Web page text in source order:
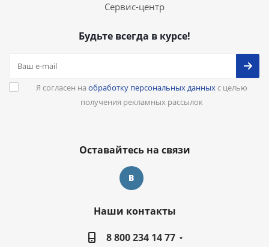
Сервис-центр
Будьте всегда в курсе!
Я согласен на обработку персональных данныхс целью
получения рекламных рассылок
Оставайтесь на связи
Наши контакты
8 800 234 14 77